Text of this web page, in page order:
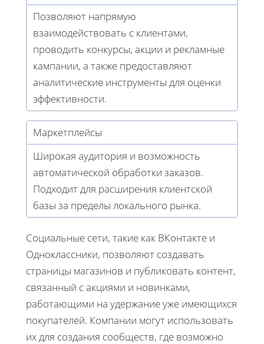
Позволяют напрямую
взаимодействовать с клиентами,
проводить конкурсы, акции и рекламные
кампании, а также предоставляют
аналитические инструменты для оценки
эффективности.
Маркетплейсы
Широкая аудитория и возможность
автоматической обработки заказов.
Подходит для расширения клиентской
базы за пределы локального рынка.
Социальные сети, такие как ВКонтакте и
Одноклассники, позволяют создавать
страницы магазинов и публиковать контент,
связанный с акциями и новинками,
работающими на удержание уже имеющихся
покупателей. Компании могут использовать
их для создания сообществ, где возможно